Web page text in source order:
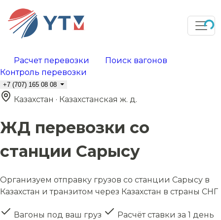
Расчет перевозки
Поиск вагонов
Контроль перевозки
+7 (707) 165 08 08
Казахстан · Казахстанская ж. д.
ЖД перевозки со
станции Сарысу
Организуем отправку грузов со станции Сарысу в
Казахстан и транзитом через Казахстан в страны СНГ
Вагоны под ваш груз
Расчёт ставки за 1 день